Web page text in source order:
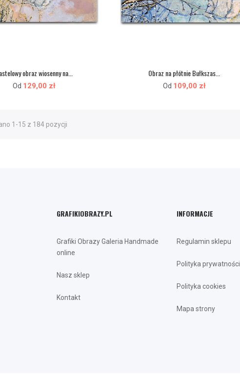
obraz wiosenny na...
Od 129,00 zł
Obraz na płótnie Bułkszas...
Od 109,00 zł
1-15 z 184 pozycji
GRAFIKIOBRAZY.PL
Grafiki Obrazy Galeria Handmade
online
Nasz sklep
Kontakt
INFORMACJE
Regulamin sklepu
Polityka prywatności
Polityka cookies
Mapa strony